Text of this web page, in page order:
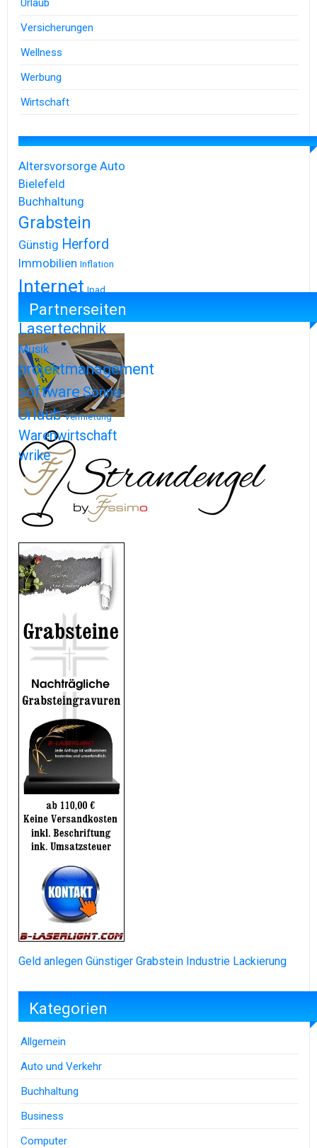
Urlaub
Versicherungen
Wellness
Werbung
Wirtschaft
Altersvorsorge Auto
Bielefeld
Buchhaltung
Grabstein
Günstig Herford
Immobilien Inflation
Internet Ipad
Iphone
Lasertechnik
Musik
projektmanagement
softwareSonne
Urlaub Vermietung
Warenwirtschaft
wrike
Partnerseiten
Geld anlegen Günstiger Grabstein Industrie Lackierung
Kategorien
Allgemein
Auto und Verkehr
Buchhaltung
Business
Computer